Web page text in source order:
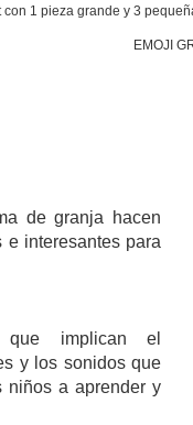
con 1 pieza grande y 3
EMOJI
de granja hacen
interesantes para
implican el
y los sonidos que
niños a aprender y